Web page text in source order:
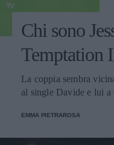
TV
Chi sono
Temptation
La coppia sembra
al single Davide e lui a
EMMA PIETRAROSA